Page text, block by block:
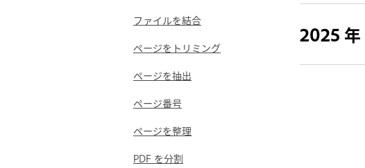
ファイルを結合
ページをトリミング
ページを抽出
ページ番号
ページを整理
PDF を分割
2025 年